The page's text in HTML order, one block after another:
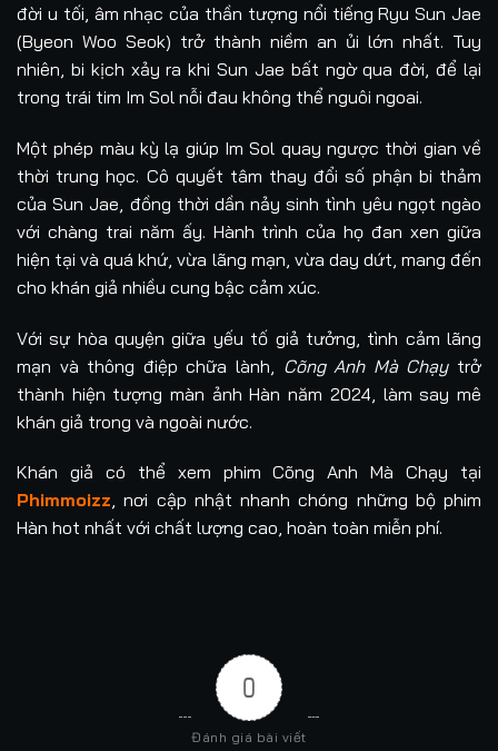
đời u tối, âm nhạc của thần tượng nổi tiếng Ryu Sun Jae
(Byeon Woo Seok) trở thành niềm an ủi lớn nhất. Tuy
nhiên, bi kịch xảy ra khi Sun Jae bất ngờ qua đời, để lại
trong trái tim Im Sol nỗi đau không thể nguôi ngoai.
Một phép màu kỳ lạ giúp Im Sol quay ngược thời gian về
thời trung học. Cô quyết tâm thay đổi số phận bi thảm
của Sun Jae, đồng thời dần nảy sinh tình yêu ngọt ngào
với chàng trai năm ấy. Hành trình của họ đan xen giữa
hiện tại và quá khứ, vừa lãng mạn, vừa day dứt, mang đến
cho khán giả nhiều cung bậc cảm xúc.
Với sự hòa quyện giữa yếu tố giả tưởng, tình cảm lãng
mạn và thông điệp chữa lành, Cõng Anh Mà Chạytrở
thành hiện tượng màn ảnh Hàn năm 2024, làm say mê
khán giả trong và ngoài nước.
Khán giả có thể xem phim Cõng Anh Mà Chạy tại
Phimmoizz, nơi cập nhật nhanh chóng những bộ phim
Hàn hot nhất với chất lượng cao, hoàn toàn miễn phí.
0
Đánh giá bài viết